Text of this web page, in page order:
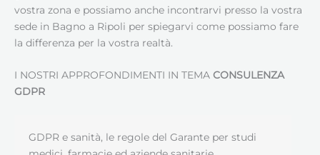
vostra zona e possiamo anche incontrarvi presso la vostra
sede in Bagno a Ripoli per spiegarvi come possiamo fare
la differenza per la vostra realtà.
I NOSTRI APPROFONDIMENTI IN TEMA CONSULENZA
GDPR
GDPR e sanità, le regole del Garante per studi